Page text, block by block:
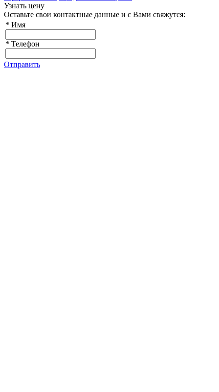
Узнать цену
Оставьте свои контактные данные и с Вами свяжутся:
* Имя
* Телефон
Отправить